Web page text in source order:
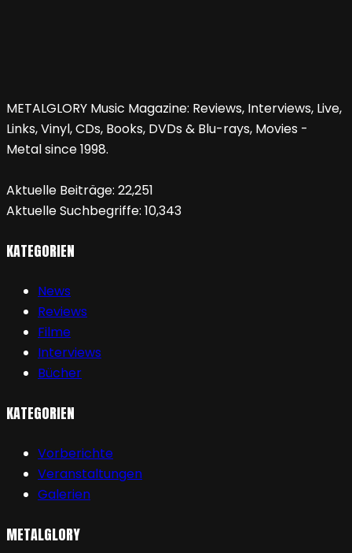
METALGLORY Music Magazine: Reviews, Interviews, Live,
Links, Vinyl, CDs, Books, DVDs & Blu-rays, Movies -
Metal since 1998.
Aktuelle Beiträge: 22,251
Aktuelle Suchbegriffe: 10,343
KATEGORIEN
News
Reviews
Filme
Interviews
Bücher
KATEGORIEN
Vorberichte
Veranstaltungen
Galerien
METALGLORY